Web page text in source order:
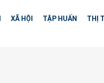
XÃ HỘI TẬP HUẤN THỊ